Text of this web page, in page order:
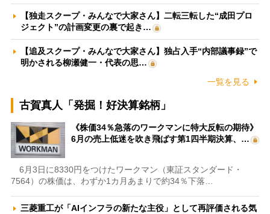
【独走スクープ・みんなで大家さん】二転三転した“成田プロ
ジェクト”の計画変更の裏で起き…
【追及スクープ・みんなで大家さん】独占入手“内部議事録”で
明かされる柳瀬健一・代表の思…
一覧を見る
古賀真人「発掘！好決算銘柄」
《株価34％急落のワークマンに特大反転の期待》
6月の売上低迷を吹き飛ばす第1四半期決算、…
6月3日に8330円をつけたワークマン（東証スタンダード・
7564）の株価は、わずか1カ月あまりで約34％下落…
三菱重工が「AIインフラの新たな主役」として再評価される気